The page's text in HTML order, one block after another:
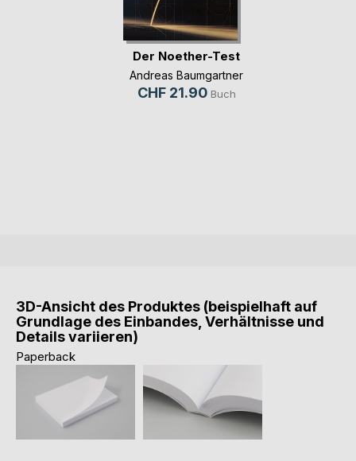
Der Noether-Test
Andreas Baumgartner
CHF 21.90 Buch
3D-Ansicht des Produktes (beispielhaft auf
Grundlage des Einbandes, Verhältnisse und
Details variieren)
Paperback